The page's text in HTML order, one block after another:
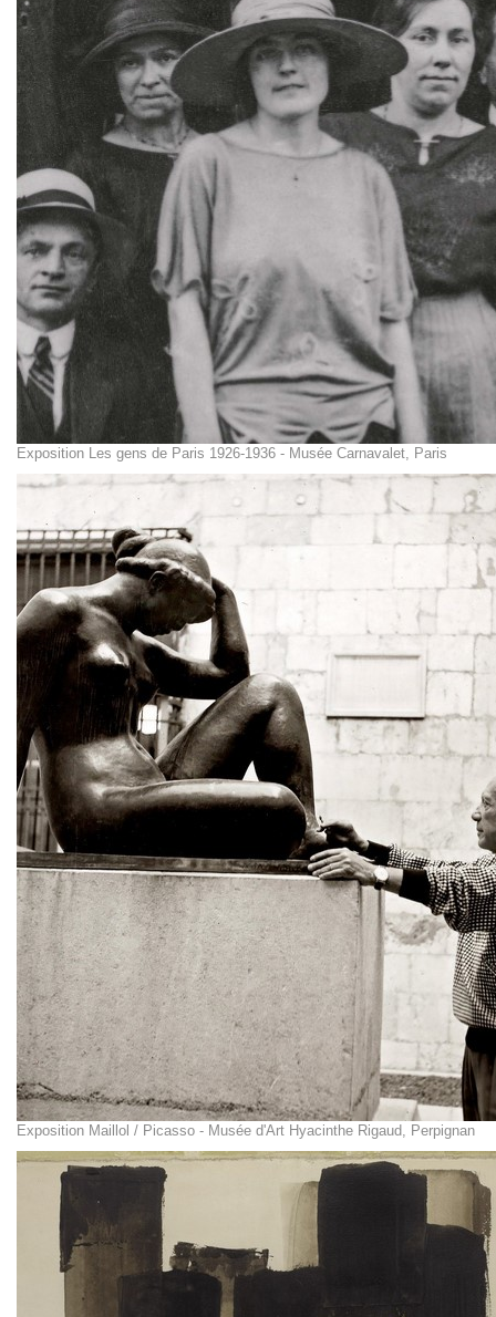
Exposition Les gens de Paris 1926-1936 - Musée Carnavalet, Paris
Exposition Maillol / Picasso - Musée d'Art Hyacinthe Rigaud, Perpignan